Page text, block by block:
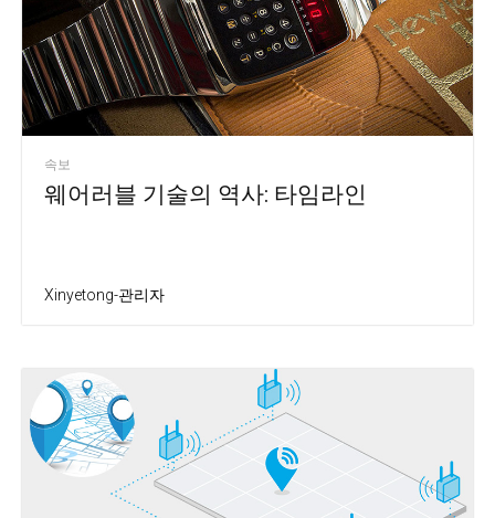
속보
웨어러블 기술의 역사: 타임라인
Xinyetong-관리자